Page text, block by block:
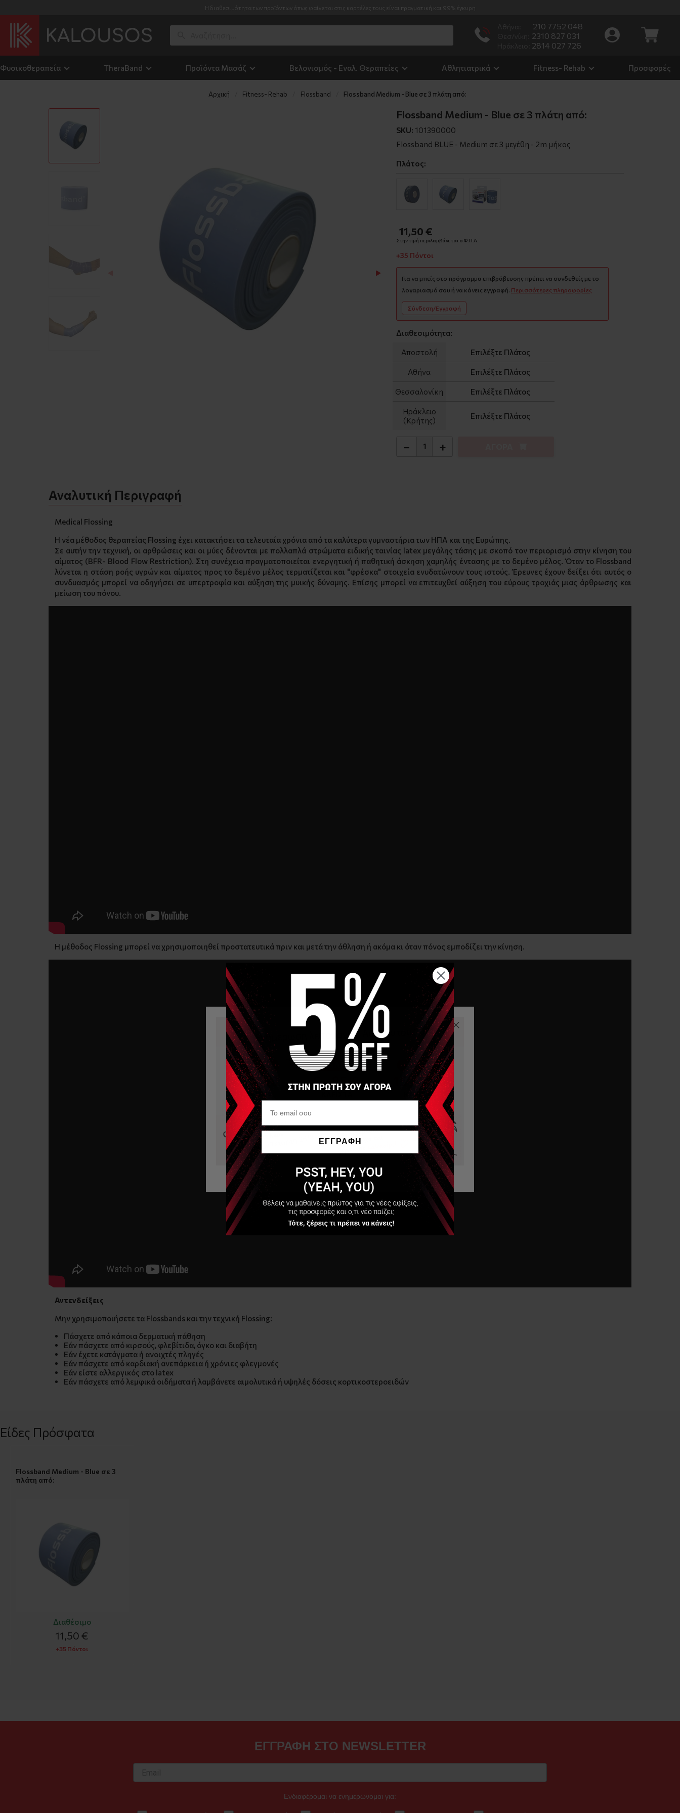
Η διαθεσιμότητα των προϊόντων όπως φαίνεται στις καρτέλες τους είναι πραγματική και 99% έγκυρη
210 7752 048
2310 827 031
2814 027 726
Φυσικοθεραπεία TheraΒand Προϊόντα Μασάζ Βελονισμός - Εναλ. Θεραπείες Αθλητιατρικά Fitness- Rehab Προσφορές
Αρχική Fitness- Rehab Flossband Flossband Medium - Blue σε 3 πλάτη από:
Flossband Medium - Blue σε 3 πλάτη από:
SKU: 101390000
Flossband BLUE - Medium σε 3 μεγέθη - 2m μήκος
Πλάτος:
11,50 €
Στην τιμή περιλαμβάνεται ο Φ.Π.Α.
+35 Πόντοι
Για να μπείς στο πρόγραμμα επιβράβευσης πρέπει να συνδεθείς με το
λογαριασμό σου ή να κάνεις εγγραφή. Περισσότερες πληροφορίες
Σύνδεση/Εγγραφή
Διαθεσιμότητα:
Αποστολή Επιλέξτε Πλάτος
Αθήνα Επιλέξτε Πλάτος
Θεσσαλονίκη Επιλέξτε Πλάτος
Ηράκλειο
(Κρήτης)
Επιλέξτε Πλάτος
− +
Αναλυτική Περιγραφή
Medical Flossing
Η νέα μέθοδος θεραπείας Flossing έχει κατακτήσει τα τελευταία χρόνια από τα καλύτερα γυμναστήρια των ΗΠΑ και της Ευρώπης.
Σε αυτήν την τεχνική, οι αρθρώσεις και οι μύες δένονται με πολλαπλά στρώματα ειδικής ταινίας latex μεγάλης τάσης με σκοπό τον περιορισμό στην κίνηση του
αίματος (BFR- Blood Flow Restriction). Στη συνέχεια πραγματοποιείται ενεργητική ή παθητική άσκηση χαμηλής έντασης με το δεμένο μέλος. Όταν το Flossband
λύνεται η στάση ροής υγρών και αίματος προς το δεμένο μέλος τερματίζεται και "φρέσκα" στοιχεία ενυδατώνουν τους ιστούς. Έρευνες έχουν δείξει ότι αυτός ο
συνδυασμός μπορεί να οδηγήσει σε υπερτροφία και αύξηση της μυικής δύναμης. Επίσης μπορεί να επιτευχθεί αύξηση του εύρους τροχιάς μιας άρθρωσης και
μείωση του πόνου.
Η μέθοδος Flossing μπορεί να χρησιμοποιηθεί προστατευτικά πριν και μετά την άθληση ή ακόμα κι όταν πόνος εμποδίζει την κίνηση.
Αντενδείξεις
Μην χρησιμοποιήσετε τα Flossbands και την τεχνική Flossing:
Πάσχετε από κάποια δερματική πάθηση
Εάν πάσχετε από κιρσούς, φλεβίτιδα, όγκο και διαβήτη
Εάν έχετε κατάγματα ή ανοιχτές πληγές
Εάν πάσχετε από καρδιακή ανεπάρκεια ή χρόνιες φλεγμονές
Εάν είστε αλλεργικός στο latex
Εάν πάσχετε από λεμφικά οιδήματα ή λαμβάνετε αιμολυτικά ή υψηλές δόσεις κορτικοστεροειδών
Είδες Πρόσφατα
Flossband Medium - Blue σε 3
πλάτη από:
Διαθέσιμο
11,50 €
+35 Πόντοι
ΕΓΓΡΑΦΗ ΣΤΟ NEWSLETTER
Ενδιαφέρομαι να ενημερώνομαι για:
Να μην εμφανιστεί ξανά
ΕΓΓΡΑΦΗ